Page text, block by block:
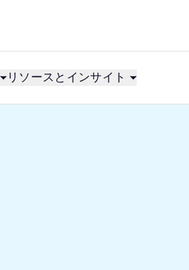
リソースとインサイト